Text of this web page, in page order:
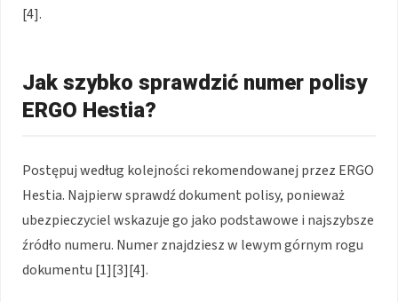
[4].
Jak szybko sprawdzić numer polisy
ERGO Hestia?
Postępuj według kolejności rekomendowanej przez ERGO
Hestia. Najpierw sprawdź dokument polisy, ponieważ
ubezpieczyciel wskazuje go jako podstawowe i najszybsze
źródło numeru. Numer znajdziesz w lewym górnym rogu
dokumentu [1][3][4].